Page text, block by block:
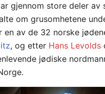
gjennom store deler av
om grusomhetene
en av de 32 norske
, og etter Hans Levolds
jødiske